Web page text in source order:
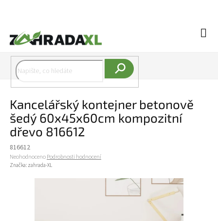
Kancelářský kontejner betonově
šedý 60x45x60cm kompozitní
dřevo 816612
816612
Průměrné hodnocení produktu je 0,0 z 5 hvězdiček.
NeohodnocenoPodrobnosti hodnocení
Značka: zahrada-XL